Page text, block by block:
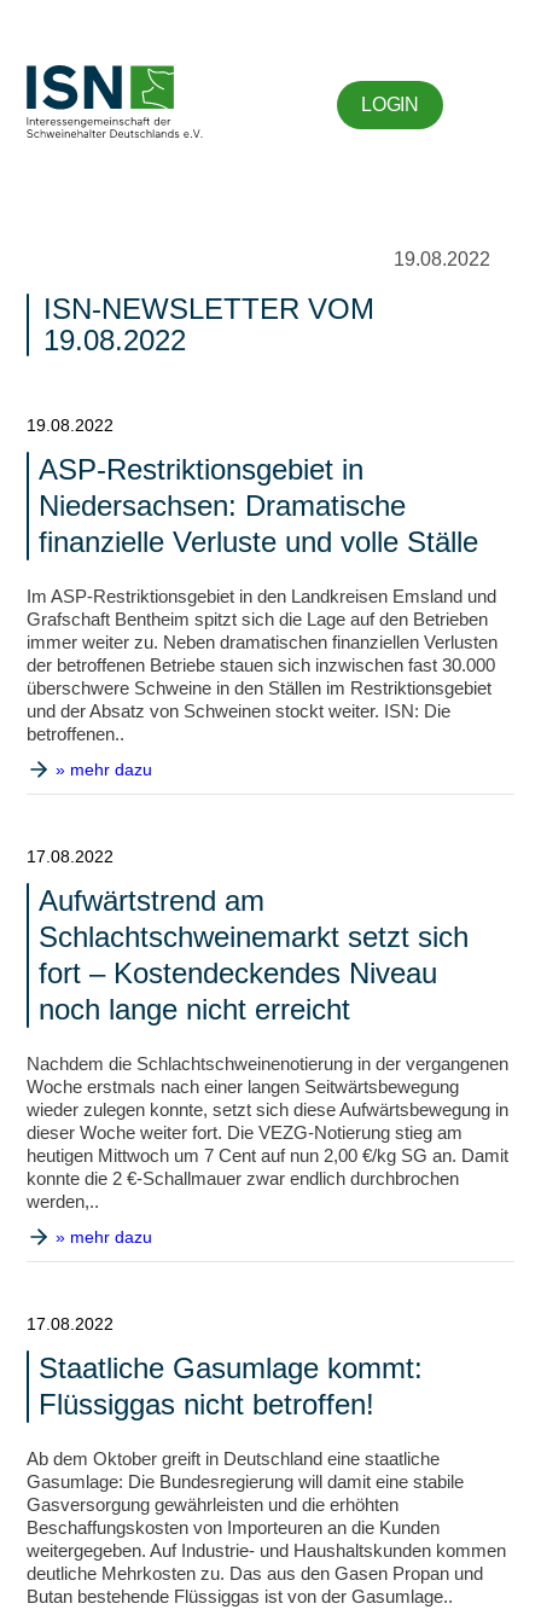
LOGIN
19.08.2022
ISN-NEWSLETTER VOM
19.08.2022
19.08.2022
ASP-Restriktionsgebiet in
Niedersachsen: Dramatische
finanzielle Verluste und volle Ställe
Im ASP-Restriktionsgebiet in den Landkreisen Emsland und
Grafschaft Bentheim spitzt sich die Lage auf den Betrieben
immer weiter zu. Neben dramatischen finanziellen Verlusten
der betroffenen Betriebe stauen sich inzwischen fast 30.000
überschwere Schweine in den Ställen im Restriktionsgebiet
und der Absatz von Schweinen stockt weiter. ISN: Die
betroffenen..
» mehr dazu
17.08.2022
Aufwärtstrend am
Schlachtschweinemarkt setzt sich
fort – Kostendeckendes Niveau
noch lange nicht erreicht
Nachdem die Schlachtschweinenotierung in der vergangenen
Woche erstmals nach einer langen Seitwärtsbewegung
wieder zulegen konnte, setzt sich diese Aufwärtsbewegung in
dieser Woche weiter fort. Die VEZG-Notierung stieg am
heutigen Mittwoch um 7 Cent auf nun 2,00 €/kg SG an. Damit
konnte die 2 €-Schallmauer zwar endlich durchbrochen
werden,..
» mehr dazu
17.08.2022
Staatliche Gasumlage kommt:
Flüssiggas nicht betroffen!
Ab dem Oktober greift in Deutschland eine staatliche
Gasumlage: Die Bundesregierung will damit eine stabile
Gasversorgung gewährleisten und die erhöhten
Beschaffungskosten von Importeuren an die Kunden
weitergegeben. Auf Industrie- und Haushaltskunden kommen
deutliche Mehrkosten zu. Das aus den Gasen Propan und
Butan bestehende Flüssiggas ist von der Gasumlage..